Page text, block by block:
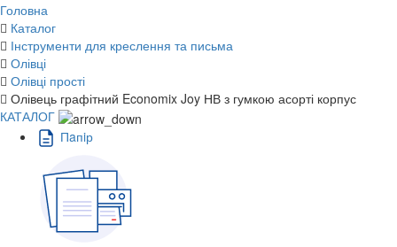
Головна
Каталог
Інструменти для креслення та письма
Олівці
Олівці прості
Олівець графітний Economix Joy НВ з гумкою асорті корпус
КАТАЛОГ
Пaпiр